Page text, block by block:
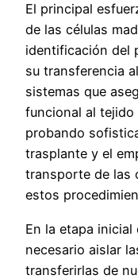
El principal
de las células
identificación del
su transferencia
sistemas que
funcional al tejido
probando
trasplante y el
transporte de las
estos
En la etapa inicial
necesario aislar
transferirlas de